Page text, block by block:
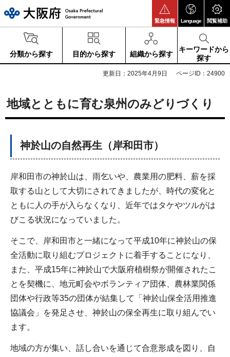
緊急情報 Language 閲覧補助
分類から探す 目的から探す 組織から探す
キーワードから
探す
更新日：2025年4月9日 ページID：24900
地域とともに育む泉州のみどりづくり
神於山の自然再生（岸和田市）
岸和田市の神於山は、雨乞いや、農業用の肥料、薪を採
取する山として大切にされてきましたが、時代の変化と
ともに人の手が入らなくなり、近年ではタケやツルがは
びこる状況になっていました。
そこで、岸和田市と一緒になって平成10年に神於山の保
全活動に取り組むプロジェクトに着手することになり、
また、平成15年に神於山で大阪府植樹祭が開催されたこ
とを契機に、地元町会やボランティア団体、農林業関係
団体や行政等35の団体が結集して「神於山保全活用推進
協議会」を発足させ、神於山の保全再生に取り組んでい
ます。
地域の方が集い、話し合いを通じて合意形成を図り、自